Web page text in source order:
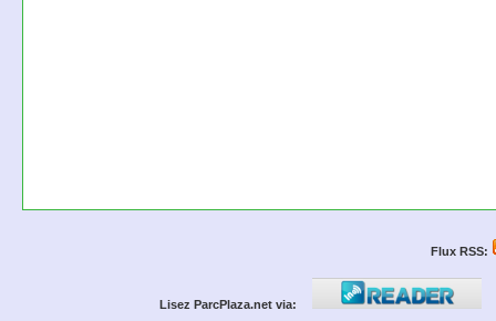
Flux RSS:
Lisez ParcPlaza.net via: